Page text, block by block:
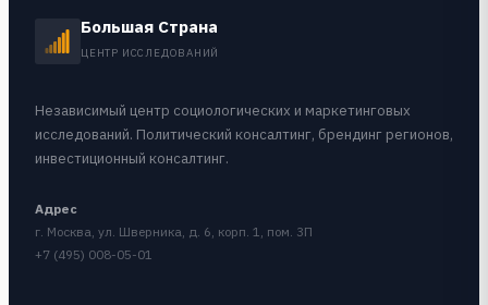
Большая Страна
ЦЕНТР ИССЛЕДОВАНИЙ
Независимый центр социологических и маркетинговых
исследований. Политический консалтинг, брендинг регионов,
инвестиционный консалтинг.
Адрес
г. Москва, ул. Шверника, д. 6, корп. 1, пом. 3П
+7 (495) 008-05-01